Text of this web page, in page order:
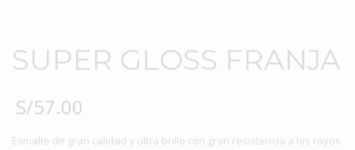
SUPER GLOSS FRANJA
S/57.00
Esmalte de gran calidad y ultra brillo con gran resistencia a los rayos